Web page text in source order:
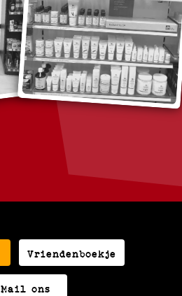
Vriendenboekje
Mail ons